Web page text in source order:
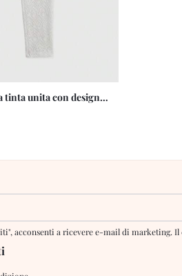
tinta unita con design
acconsenti a ricevere e-mail di marketing.